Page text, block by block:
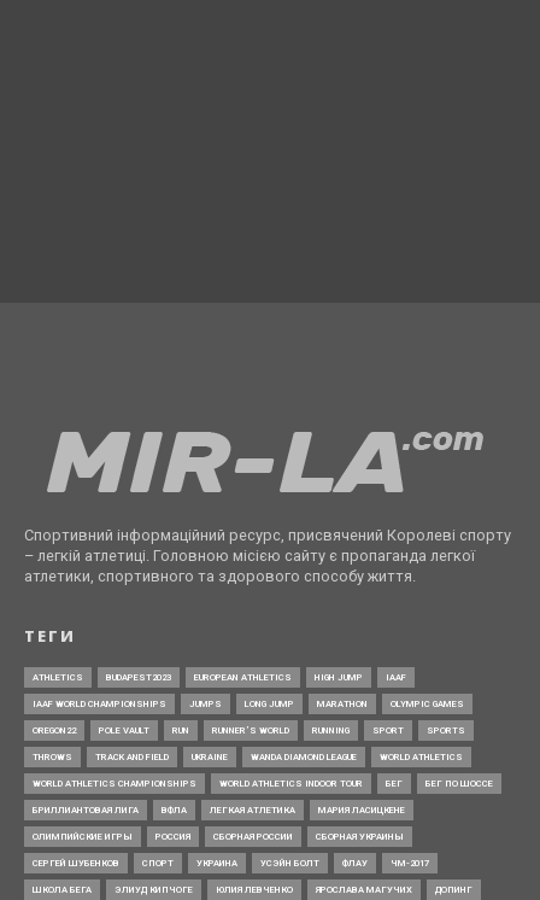
Спортивний інформаційний ресурс, присвячений Королеві спорту
– легкій атлетиці. Головною місією сайту є пропаганда легкої
атлетики, спортивного та здорового способу життя.
ТЕГИ
ATHLETICS BUDAPEST2023 EUROPEAN ATHLETICS HIGH JUMP IAAF
IAAF WORLD CHAMPIONSHIPS JUMPS LONG JUMP MARATHON OLYMPIC GAMES
OREGON22 POLE VAULT RUN RUNNER’S WORLD RUNNING SPORT SPORTS
THROWS TRACK AND FIELD UKRAINE WANDA DIAMOND LEAGUE WORLD ATHLETICS
WORLD ATHLETICS CHAMPIONSHIPS WORLD ATHLETICS INDOOR TOUR БЕГ БЕГ ПО ШОССЕ
БРИЛЛИАНТОВАЯ ЛИГА ВФЛА ЛЕГКАЯ АТЛЕТИКА МАРИЯ ЛАСИЦКЕНЕ
ОЛИМПИЙСКИЕ ИГРЫ РОССИЯ СБОРНАЯ РОССИИ СБОРНАЯ УКРАИНЫ
СЕРГЕЙ ШУБЕНКОВ СПОРТ УКРАИНА УСЭЙН БОЛТ ФЛАУ ЧМ-2017
ШКОЛА БЕГА ЭЛИУД КИПЧОГЕ ЮЛИЯ ЛЕВЧЕНКО ЯРОСЛАВА МАГУЧИХ ДОПИНГ